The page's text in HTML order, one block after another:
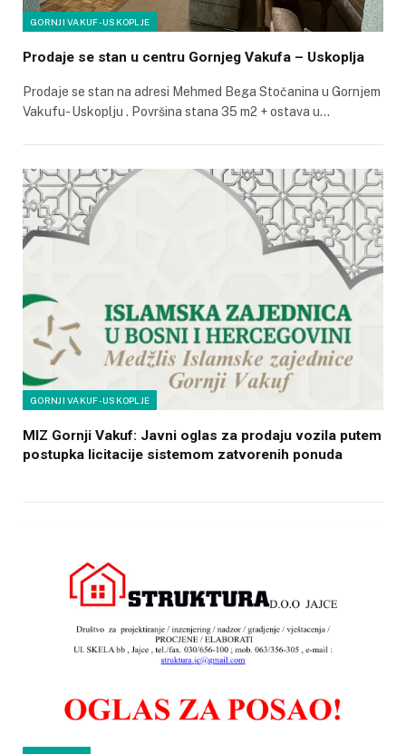
GORNJI VAKUF-USKOPLJE
Prodaje se stan u centru Gornjeg Vakufa – Uskoplja
Prodaje se stan na adresi Mehmed Bega Stočanina u Gornjem
Vakufu- Uskoplju . Površina stana 35 m2 + ostava u…
GORNJI VAKUF-USKOPLJE
MIZ Gornji Vakuf: Javni oglas za prodaju vozila putem
postupka licitacije sistemom zatvorenih ponuda